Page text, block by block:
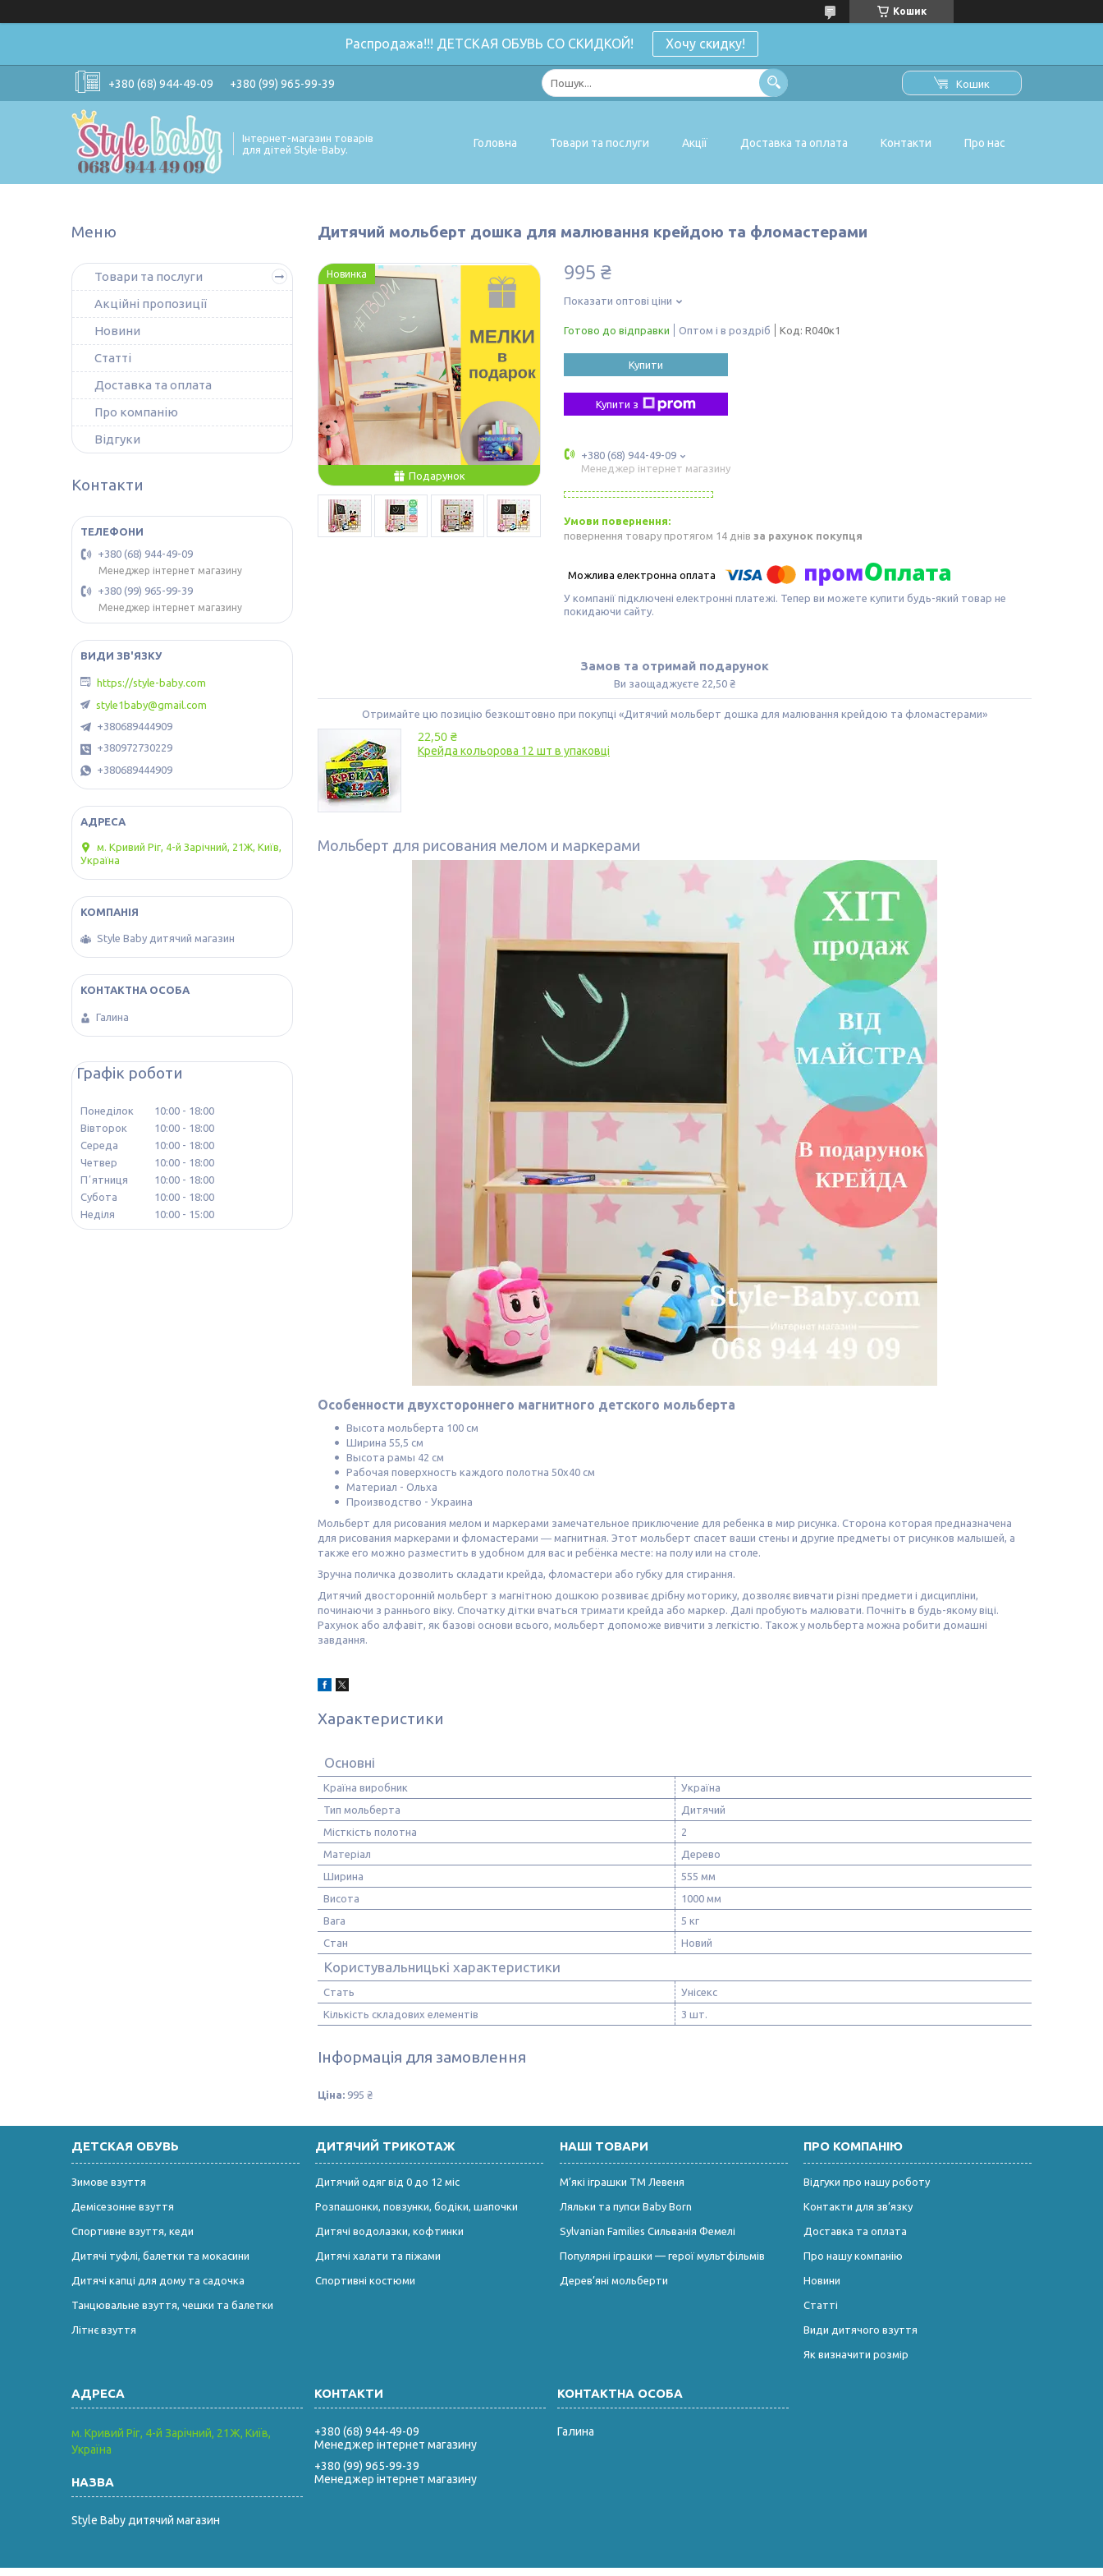
Кошик
Распродажа!!! ДЕТСКАЯ ОБУВЬ СО СКИДКОЙ! Хочу скидку!
+380 (68) 944-49-09 +380 (99) 965-99-39 Кошик
Інтернет-магазин товарів
для дітей Style-Baby.
Головна Товари та послуги Акції Доставка та оплата Контакти Про нас
Дитячий мольберт дошка для малювання крейдою та фломастерами
Подарунок
Новинка 995 ₴
Показати оптові ціни
Готово до відправки Оптом і в роздріб Код: R040к1
Купити
Купити з
+380 (68) 944-49-09
Менеджер інтернет магазину
повернення товару протягом 14 днів за рахунок покупця
У компанії підключені електронні платежі. Тепер ви можете купити будь-який товар не
покидаючи сайту.
Замов та отримай подарунок
Ви заощаджуєте 22,50 ₴
Отримайте цю позицію безкоштовно при покупці «Дитячий мольберт дошка для малювання крейдою та фломастерами»
22,50 ₴
Крейда кольорова 12 шт в упаковці
Мольберт для рисования мелом и маркерами
Особенности двухстороннего магнитного детского мольберта
Высота мольберта 100 см
Ширина 55,5 см
Высота рамы 42 см
Рабочая поверхность каждого полотна 50х40 см
Материал - Ольха
Производство - Украина
Мольберт для рисования мелом и маркерами замечательное приключение для ребенка в мир рисунка. Сторона которая предназначена
для рисования маркерами и фломастерами ― магнитная. Этот мольберт спасет ваши стены и другие предметы от рисунков малышей, а
также его можно разместить в удобном для вас и ребёнка месте: на полу или на столе.
Зручна поличка дозволить складати крейда, фломастери або губку для стирання.
Дитячий двосторонній мольберт з магнітною дошкою розвиває дрібну моторику, дозволяє вивчати різні предмети і дисципліни,
починаючи з раннього віку. Спочатку дітки вчаться тримати крейда або маркер. Далі пробують малювати. Почніть в будь-якому віці.
Рахунок або алфавіт, як базові основи всього, мольберт допоможе вивчити з легкістю. Також у мольберта можна робити домашні
завдання.
Характеристики
Основні
Країна виробник
Україна
Тип мольберта
Дитячий
Місткість полотна
2
Матеріал
Дерево
Ширина
555 мм
Висота
1000 мм
Вага
5 кг
Стан
Новий
Користувальницькі характеристики
Стать
Унісекс
Кількість складових елементів
3 шт.
Інформація для замовлення
Ціна: 995 ₴
Товари та послуги
Акційні пропозиції
Новини
Статті
Доставка та оплата
Про компанію
Відгуки
Контакти
+380 (68) 944-49-09
Менеджер інтернет магазину
+380 (99) 965-99-39
Менеджер інтернет магазину
https://style-baby.com
style1baby@gmail.com
+380689444909
+380972730229
+380689444909
м. Кривий Ріг, 4-й Зарічний, 21Ж, Київ,
Україна
Style Baby дитячий магазин
Галина
Графік роботи
Понеділок 10:00
18:00
Вівторок
10:00
18:00
Середа
10:00
18:00
Четвер
10:00
18:00
Пʼятниця
10:00
18:00
Субота
10:00
18:00
Неділя
10:00 15:00
ДЕТСКАЯ ОБУВЬ
Зимове взуття
Демісезонне взуття
Спортивне взуття, кеди
Дитячі туфлі, балетки та мокасини
Дитячі капці для дому та садочка
Танцювальне взуття, чешки та балетки
Літнє взуття
ДИТЯЧИЙ ТРИКОТАЖ
Дитячий одяг від 0 до 12 міс
Розпашонки, повзунки, бодіки, шапочки
Дитячі водолазки, кофтинки
Дитячі халати та піжами
Спортивні костюми
НАШІ ТОВАРИ
М’які іграшки ТМ Левеня
Ляльки та пупси Baby Born
Sylvanian Families Сильванія Фемелі
Популярні іграшки — герої мультфільмів
Дерев’яні мольберти
ПРО КОМПАНІЮ
Відгуки про нашу роботу
Контакти для зв’язку
Доставка та оплата
Про нашу компанію
Новини
Статті
Види дитячого взуття
Як визначити розмір
м. Кривий Ріг, 4-й Зарічний, 21Ж, Київ,
Україна
Style Baby дитячий магазин
+380 (68) 944-49-09
Менеджер інтернет магазину
+380 (99) 965-99-39
Менеджер інтернет магазину
Галина